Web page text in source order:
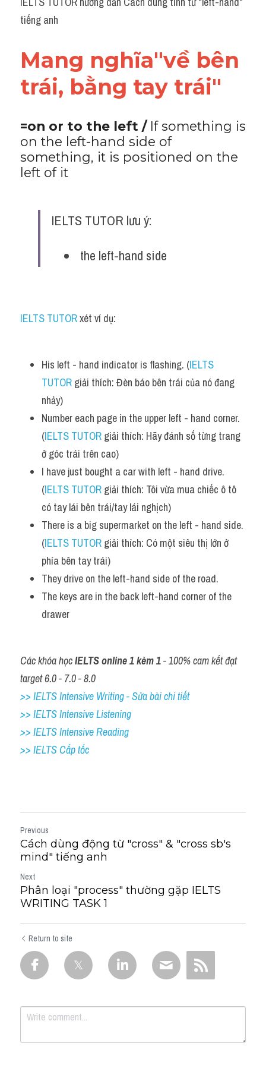
Grammar
Cách paraphrase
Part 2
Verb
Cấu trúc câu
Report đề thi thật IELTS GENERAL
Đề thi thật Task 1
Task 1
Ngân hàng đề thi máy
Phân biệt từ
Report đề thi thật IELTS
Advice
IELTS Advice
Đề thi thật Task 2
Listening
Speaking
Writing
Homepage
tiếng anh
Mang nghĩa"về bên
trái, bằng tay trái"
=on or to the left / If something is
on the left-hand side of
something, it is positioned on the
left of it
IELTS TUTOR lưu ý:
the left-hand side
IELTS TUTOR xét ví dụ:
His left - hand indicator is flashing. (IELTS
TUTOR giải thích: Đèn báo bên trái của nó đang
nhảy)
Number each page in the upper left - hand corner.
(IELTS TUTOR giải thích: Hãy đánh số từng trang
ở góc trái trên cao)
I have just bought a car with left - hand drive.
(IELTS TUTOR giải thích: Tôi vừa mua chiếc ô tô
có tay lái bên trái/tay lái nghịch)
There is a big supermarket on the left - hand side.
(IELTS TUTOR giải thích: Có một siêu thị lớn ở
phía bên tay trái)
They drive on the left-hand side of the road.
The keys are in the back left-hand corner of the
drawer
Các khóa học IELTS online 1 kèm 1 - 100% cam kết đạt
target 6.0 - 7.0 - 8.0
>> IELTS Intensive Writing - Sửa bài chi tiết
>> IELTS Intensive Listening
>> IELTS Intensive Reading
>> IELTS Cấp tốc
Previous
Cách dùng động từ "cross" & "cross sb's
mind" tiếng anh
Next
Phân loại "process" thường gặp IELTS
WRITING TASK 1
Return to site